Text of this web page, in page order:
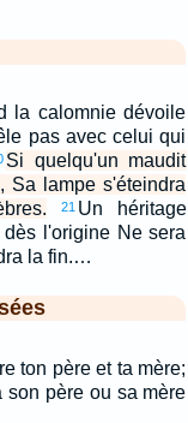
la calomnie dévoile
pas avec celui qui
Si quelqu'un maudit
Sa lampe s'éteindra
21 Un héritage
l'origine Ne sera
la fin.…
ton père et ta mère;
père ou sa mère